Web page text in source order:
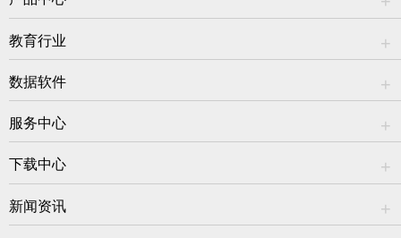
教育行业
数据软件
服务中心
下载中心
新闻资讯